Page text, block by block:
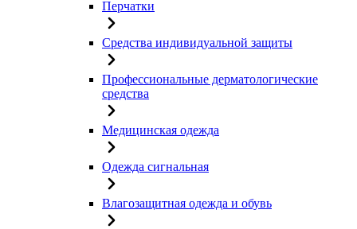
Перчатки
Средства индивидуальной защиты
Профессиональные дерматологические
средства
Медицинская одежда
Одежда сигнальная
Влагозащитная одежда и обувь